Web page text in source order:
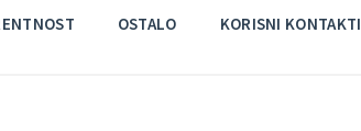
OSTALO KORISNI KONTAKTI